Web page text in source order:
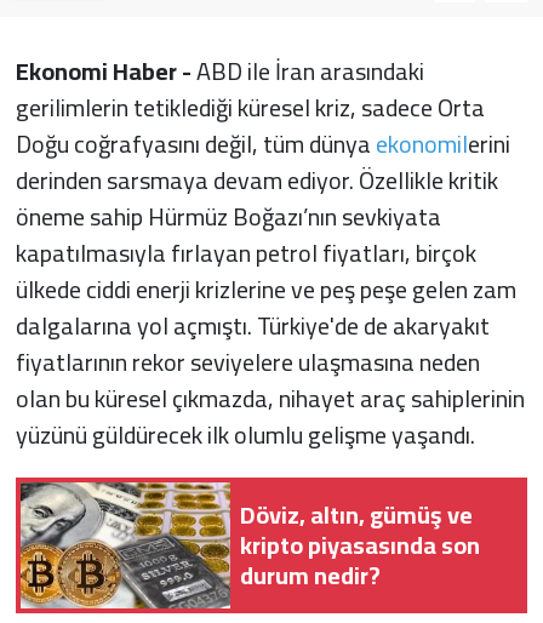
Ekonomi Haber -ABD ile İran arasındaki
gerilimlerin tetiklediği küresel kriz, sadece Orta
Doğu coğrafyasını değil, tüm dünyaekonomilerini
derinden sarsmaya devam ediyor. Özellikle kritik
öneme sahip Hürmüz Boğazı’nın sevkiyata
kapatılmasıyla fırlayan petrol fiyatları, birçok
ülkede ciddi enerji krizlerine ve peş peşe gelen zam
dalgalarına yol açmıştı. Türkiye'de de akaryakıt
fiyatlarının rekor seviyelere ulaşmasına neden
olan bu küresel çıkmazda, nihayet araç sahiplerinin
yüzünü güldürecek ilk olumlu gelişme yaşandı.
Döviz, altın, gümüş ve
kripto piyasasında son
durum nedir?